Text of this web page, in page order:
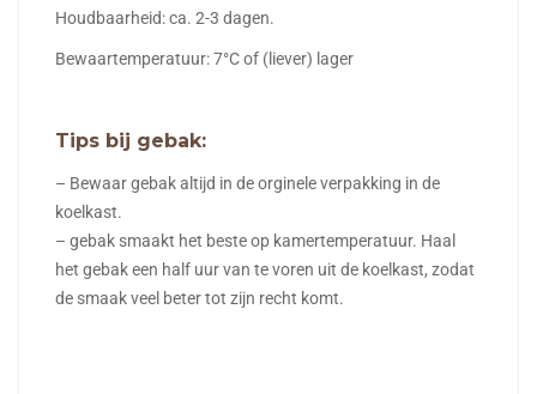
Houdbaarheid: ca. 2-3 dagen.
Bewaartemperatuur: 7°C of (liever) lager
Tips bij gebak:
– Bewaar gebak altijd in de orginele verpakking in de
koelkast.
– gebak smaakt het beste op kamertemperatuur. Haal
het gebak een half uur van te voren uit de koelkast, zodat
de smaak veel beter tot zijn recht komt.